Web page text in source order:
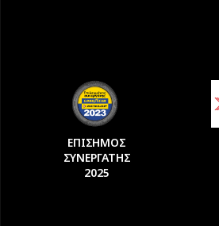
ΕΠΙΣΗΜΟΣ
ΣΥΝΕΡΓΑΤΗΣ
2025